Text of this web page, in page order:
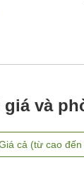
và
cả (từ cao đến